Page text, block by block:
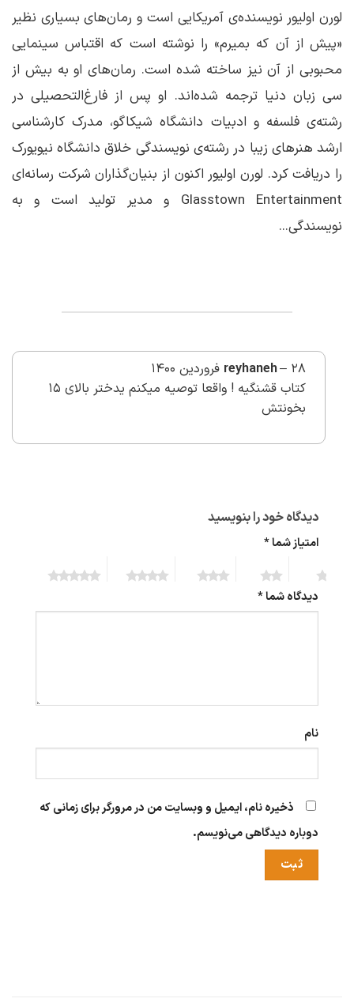
لورن اولیور نویسنده‌ی آمریکایی است و رمان‌های بسیاری نظیر
«پیش از آن که بمیرم» را نوشته است که اقتباس سینمایی
محبوبی از آن نیز ساخته شده است. رمان‌های او به بیش از
سی زبان دنیا ترجمه شده‌اند. او پس از فارغ‌التحصیلی در
رشته‌ی فلسفه و ادبیات دانشگاه شیکاگو، مدرک کارشناسی
ارشد هنرهای زیبا در رشته‌ی نویسندگی خلاق دانشگاه نیویورک
را دریافت کرد. لورن اولیور اکنون از بنیان‌گذاران شرکت رسانه‌ای
Glasstown Entertainment و مدیر تولید است و به
نویسندگی...
reyhaneh– 28 فروردین 1400
کتاب قشنگیه ! واقعا توصیه میکنم یدختر بالای 15
بخونتش
دیدگاه خود را بنویسید
امتیاز شما*
دیدگاه شما*
نام
ذخیره نام، ایمیل و وبسایت من در مرورگر برای زمانی که
دوباره دیدگاهی می‌نویسم.